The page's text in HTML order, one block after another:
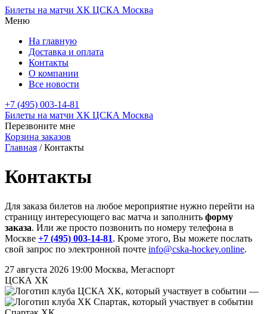
Билеты на матчи ХК ЦСКА Москва
Меню
На главную
Доставка и оплата
Контакты
О компании
Все новости
+7 (495) 003-14-81
Билеты на матчи ХК ЦСКА Москва
Перезвоните мне
Корзина заказов
Главная /Контакты
Контакты
Для заказа билетов на любое мероприятие нужно перейти на
страницу интересующего вас матча и заполнить форму
заказа. Или же просто позвонить по номеру телефона в
Москве +7 (495) 003-14-81. Кроме этого, Вы можете послать
свой запрос по электронной почте info@cska-hockey.online.
27 августа 2026 19:00 Москва, Мегаспорт
ЦСКА ХК
—